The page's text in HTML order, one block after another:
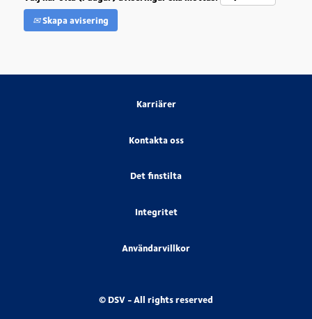
Skapa avisering
Karriärer
Kontakta oss
Det finstilta
Integritet
Användarvillkor
© DSV - All rights reserved